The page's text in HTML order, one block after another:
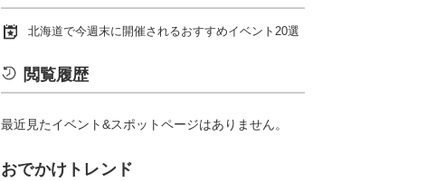
北海道で今週末に開催されるおすすめイベント20選
閲覧履歴
最近見たイベント&スポットページはありません。
おでかけトレンド